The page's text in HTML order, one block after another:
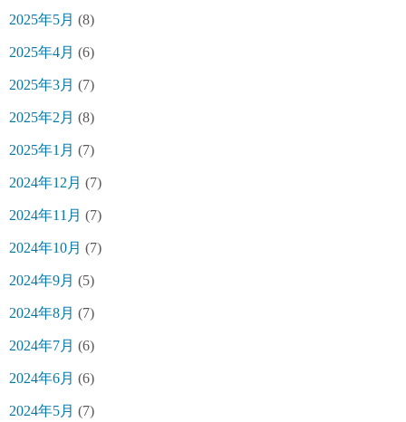
2025年5月 (8)
2025年4月 (6)
2025年3月 (7)
2025年2月 (8)
2025年1月 (7)
2024年12月 (7)
2024年11月 (7)
2024年10月 (7)
2024年9月 (5)
2024年8月 (7)
2024年7月 (6)
2024年6月 (6)
2024年5月 (7)